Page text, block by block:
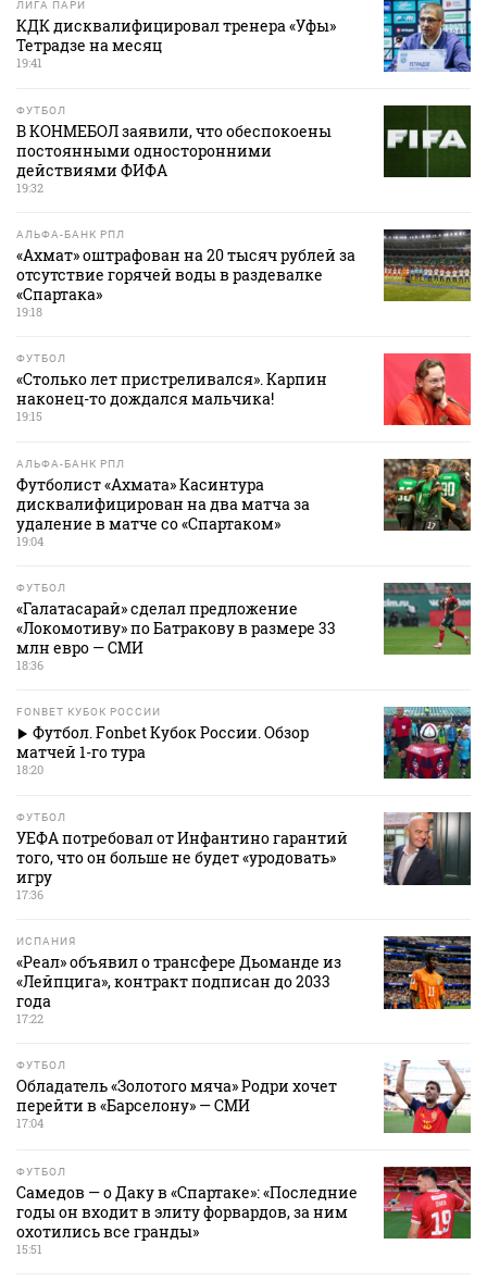
ЛИГА ПАРИ
КДК дисквалифицировал тренера «Уфы»
Тетрадзе на месяц
19:41
ФУТБОЛ
В КОНМЕБОЛ заявили, что обеспокоены
постоянными односторонними
действиями ФИФА
19:32
АЛЬФА-БАНК РПЛ
«Ахмат» оштрафован на 20 тысяч рублей за
отсутствие горячей воды в раздевалке
«Спартака»
19:18
ФУТБОЛ
«Столько лет пристреливался». Карпин
наконец-то дождался мальчика!
19:15
АЛЬФА-БАНК РПЛ
Футболист «Ахмата» Касинтура
дисквалифицирован на два матча за
удаление в матче со «Спартаком»
19:04
ФУТБОЛ
«Галатасарай» сделал предложение
«Локомотиву» по Батракову в размере 33
млн евро — СМИ
18:36
FONBET КУБОК РОССИИ
Футбол. Fonbet Кубок России. Обзор
матчей 1-го тура
18:20
ФУТБОЛ
УЕФА потребовал от Инфантино гарантий
того, что он больше не будет «уродовать»
игру
17:36
ИСПАНИЯ
«Реал» объявил о трансфере Дьоманде из
«Лейпцига», контракт подписан до 2033
года
17:22
ФУТБОЛ
Обладатель «Золотого мяча» Родри хочет
перейти в «Барселону» — СМИ
17:04
ФУТБОЛ
Самедов — о Даку в «Спартаке»: «Последние
годы он входит в элиту форвардов, за ним
охотились все гранды»
15:51